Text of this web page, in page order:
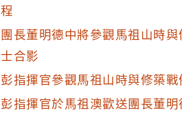
程
團長董明德中將參觀馬祖山時
士合影
彭指揮官參觀馬祖山時與修築
彭指揮官於馬祖澳歡送團長董明